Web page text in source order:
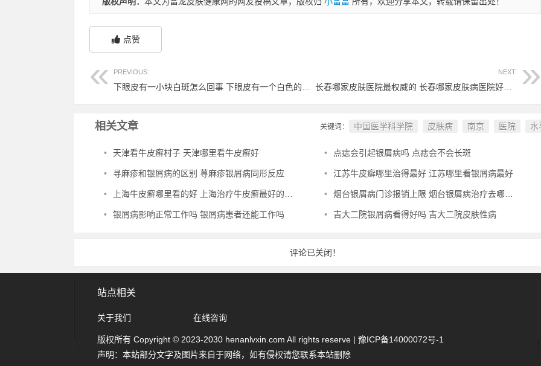
点赞
PREVIOUS: NEXT:
相关文章 关键词： 中国医学科学院 皮肤病 南京 医院 水
• 天津看牛皮癣村子 天津哪里看牛皮癣好 • 点痣会引起银屑病吗 点痣会不会长斑
• 寻麻疹和银屑病的区别 荨麻疹银屑病同形反应 • 江苏牛皮癣哪里治得最好 江苏哪里看银屑病最好
• 上海牛皮癣哪里看的好 上海治疗牛皮癣最好的地方 • 烟台银屑病门诊报销上限 烟台银屑病治疗去哪家好
• 银屑病影响正常工作吗 银屑病患者还能工作吗 • 吉大二院银屑病看得好吗 吉大二院皮肤性病
评论已关闭！
站点相关
关于我们 在线咨询
版权所有 Copyright © 2023-2030 henanlvxin.com All rights reserve | 豫ICP备14000072号-1
声明：本站部分文字及图片来自于网络，如有侵权请您联系本站删除